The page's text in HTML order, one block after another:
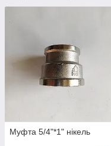
Муфта 5/4"*1" нікель